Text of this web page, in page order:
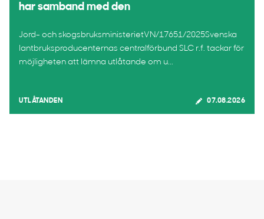
har samband med den
Jord- och skogsbruksministerietVN/17651/2025Svenska
lantbruksproducenternas centralförbund SLC r.f. tackar för
möjligheten att lämna utlåtande om u...
UTLÅTANDEN 07.08.2026